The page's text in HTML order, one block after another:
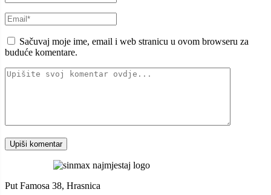
Sačuvaj moje ime, email i web stranicu u ovom browseru za
buduće komentare.
Put Famosa 38, Hrasnica